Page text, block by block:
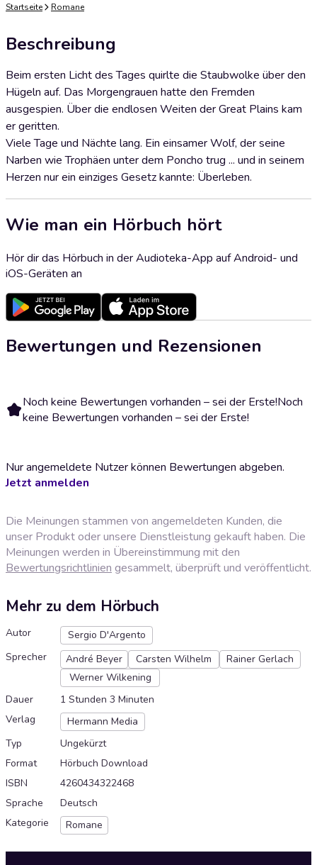
Startseite Romane
Beschreibung
Beim ersten Licht des Tages quirlte die Staubwolke über den
Hügeln auf. Das Morgengrauen hatte den Fremden
ausgespien. Über die endlosen Weiten der Great Plains kam
er geritten.
Viele Tage und Nächte lang. Ein einsamer Wolf, der seine
Narben wie Trophäen unter dem Poncho trug ... und in seinem
Herzen nur ein einziges Gesetz kannte: Überleben.
Wie man ein Hörbuch hört
Hör dir das Hörbuch in der Audioteka-App auf Android- und
iOS-Geräten an
Bewertungen und Rezensionen
Noch keine Bewertungen vorhanden – sei der Erste!Noch
keine Bewertungen vorhanden – sei der Erste!
Nur angemeldete Nutzer können Bewertungen abgeben.
Jetzt anmelden
Die Meinungen stammen von angemeldeten Kunden, die
unser Produkt oder unsere Dienstleistung gekauft haben. Die
Meinungen werden in Übereinstimmung mit den
Bewertungsrichtlinien gesammelt, überprüft und veröffentlicht.
Mehr zu dem Hörbuch
Autor
Sergio D'Argento
Sprecher
André Beyer Carsten Wilhelm
Rainer Gerlach
Werner Wilkening
Dauer
1 Stunden 3 Minuten
Verlag
Hermann Media
Typ
Ungekürzt
Format
Hörbuch Download
ISBN
4260434322468
Sprache
Deutsch
Kategorie
Romane